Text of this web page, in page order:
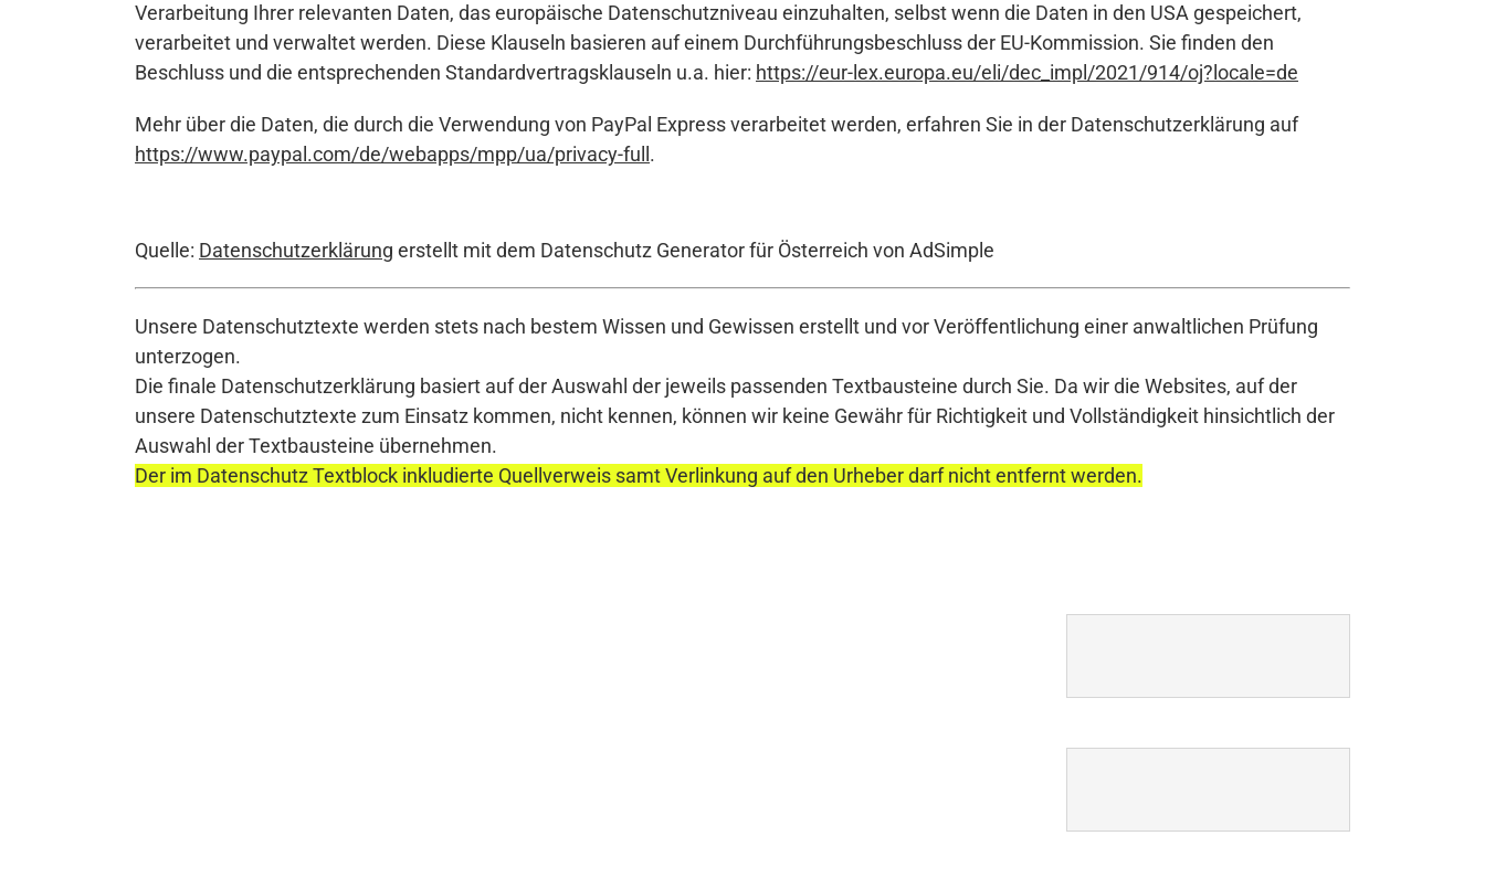
Verarbeitung Ihrer relevanten Daten, das europäische Datenschutzniveau einzuhalten, selbst wenn die Daten in den USA gespeichert,
verarbeitet und verwaltet werden. Diese Klauseln basieren auf einem Durchführungsbeschluss der EU-Kommission. Sie finden den
Beschluss und die entsprechenden Standardvertragsklauseln u.a. hier: https://eur-lex.europa.eu/eli/dec_impl/2021/914/oj?locale=de
Mehr über die Daten, die durch die Verwendung von PayPal Express verarbeitet werden, erfahren Sie in der Datenschutzerklärung auf
https://www.paypal.com/de/webapps/mpp/ua/privacy-full .
Quelle: Datenschutzerklärung erstellt mit dem Datenschutz Generator für Österreich von AdSimple
Unsere Datenschutztexte werden stets nach bestem Wissen und Gewissen erstellt und vor Veröffentlichung einer anwaltlichen Prüfung
unterzogen.
Die finale Datenschutzerklärung basiert auf der Auswahl der jeweils passenden Textbausteine durch Sie. Da wir die Websites, auf der
unsere Datenschutztexte zum Einsatz kommen, nicht kennen, können wir keine Gewähr für Richtigkeit und Vollständigkeit hinsichtlich der
Auswahl der Textbausteine übernehmen.
Der im Datenschutz Textblock inkludierte Quellverweis samt Verlinkung auf den Urheber darf nicht entfernt werden.